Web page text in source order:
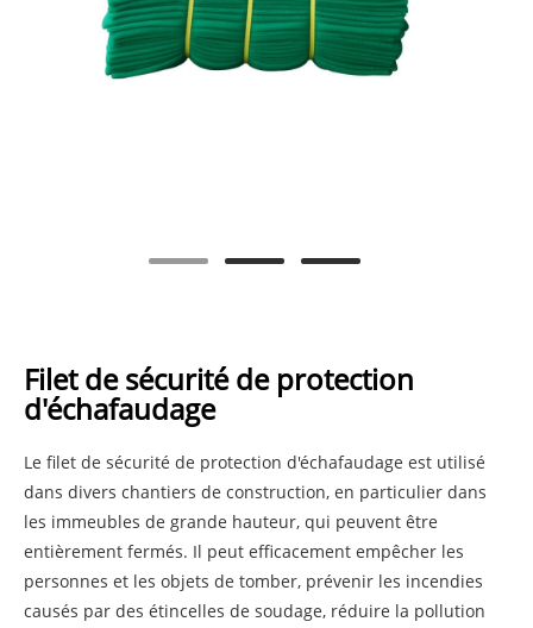
Filet de sécurité de protection
d'échafaudage
Le filet de sécurité de protection d'échafaudage est utilisé
dans divers chantiers de construction, en particulier dans
les immeubles de grande hauteur, qui peuvent être
entièrement fermés. Il peut efficacement empêcher les
personnes et les objets de tomber, prévenir les incendies
causés par des étincelles de soudage, réduire la pollution